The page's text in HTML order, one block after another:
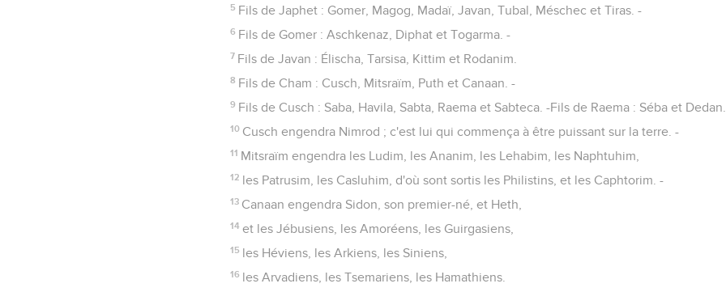
5 Fils de Japhet : Gomer, Magog, Madaï, Javan, Tubal, Méschec et Tiras. -
6 Fils de Gomer : Aschkenaz, Diphat et Togarma. -
7 Fils de Javan : Élischa, Tarsisa, Kittim et Rodanim.
8 Fils de Cham : Cusch, Mitsraïm, Puth et Canaan. -
9 Fils de Cusch : Saba, Havila, Sabta, Raema et Sabteca. -Fils de Raema : Séba et Dedan.
10 Cusch engendra Nimrod ; c'est lui qui commença à être puissant sur la terre. -
11 Mitsraïm engendra les Ludim, les Ananim, les Lehabim, les Naphtuhim,
12 les Patrusim, les Casluhim, d'où sont sortis les Philistins, et les Caphtorim. -
13 Canaan engendra Sidon, son premier-né, et Heth,
14 et les Jébusiens, les Amoréens, les Guirgasiens,
15 les Héviens, les Arkiens, les Siniens,
16 les Arvadiens, les Tsemariens, les Hamathiens.